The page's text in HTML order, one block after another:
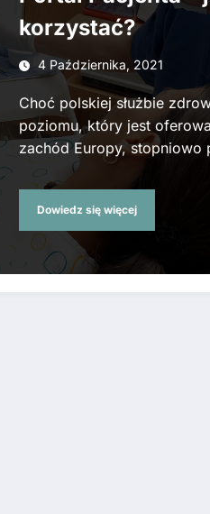
korzystać?
4 Października, 2021
Choć polskiej służbie
poziomu, który jest
zachód Europy, stopniowo
Dowiedz się więcej